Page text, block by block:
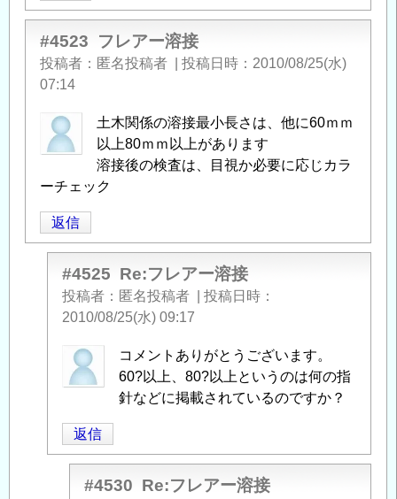
#4523 フレアー溶接
投稿者 匿名投稿者 投稿日時
2010/08/25(水)
07:14
土木関係の溶接最小長さは、他に60ｍｍ
以上80ｍｍ以上があります
溶接後の検査は、目視か必要に応じカラ
ーチェック
返信
#4525 Re:フレアー溶接
投稿者 匿名投稿者
投稿日時
2010/08/25(水) 09:17
匿
名
者
に
コメントありがとうございます。
60?以上、80?以上というのは何の指
針などに掲載されているのですか？
返信
#4530 Re:フレアー溶接